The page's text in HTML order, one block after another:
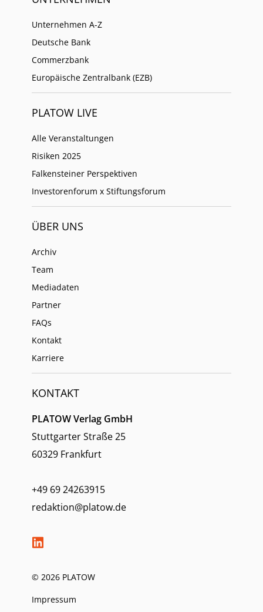
Unternehmen A-Z
Deutsche Bank
Commerzbank
Europäische Zentralbank (EZB)
PLATOW LIVE
Alle Veranstaltungen
Risiken 2025
Falkensteiner Perspektiven
Investorenforum x Stiftungsforum
ÜBER UNS
Archiv
Team
Mediadaten
Partner
FAQs
Kontakt
Karriere
KONTAKT
PLATOW Verlag GmbH
Stuttgarter Straße 25
60329 Frankfurt
+49 69 24263915
redaktion@platow.de
© 2026 PLATOW
Impressum